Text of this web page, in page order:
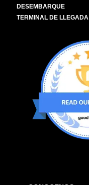
DESEMBARQUE
TERMINAL DE LLEGADA